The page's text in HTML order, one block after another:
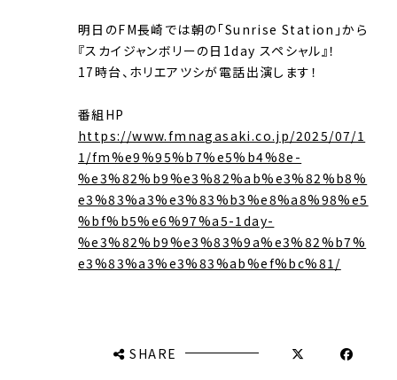
明日のFM長崎では朝の「Sunrise Station」から
『スカイジャンボリーの日1day スペシャル』！
17時台、ホリエアツシが電話出演します！
番組HP
https://www.fmnagasaki.co.jp/2025/07/1
1/fm%e9%95%b7%e5%b4%8e-
%e3%82%b9%e3%82%ab%e3%82%b8%
e3%83%a3%e3%83%b3%e8%a8%98%e5
%bf%b5%e6%97%a5-1day-
%e3%82%b9%e3%83%9a%e3%82%b7%
e3%83%a3%e3%83%ab%ef%bc%81/
SHARE